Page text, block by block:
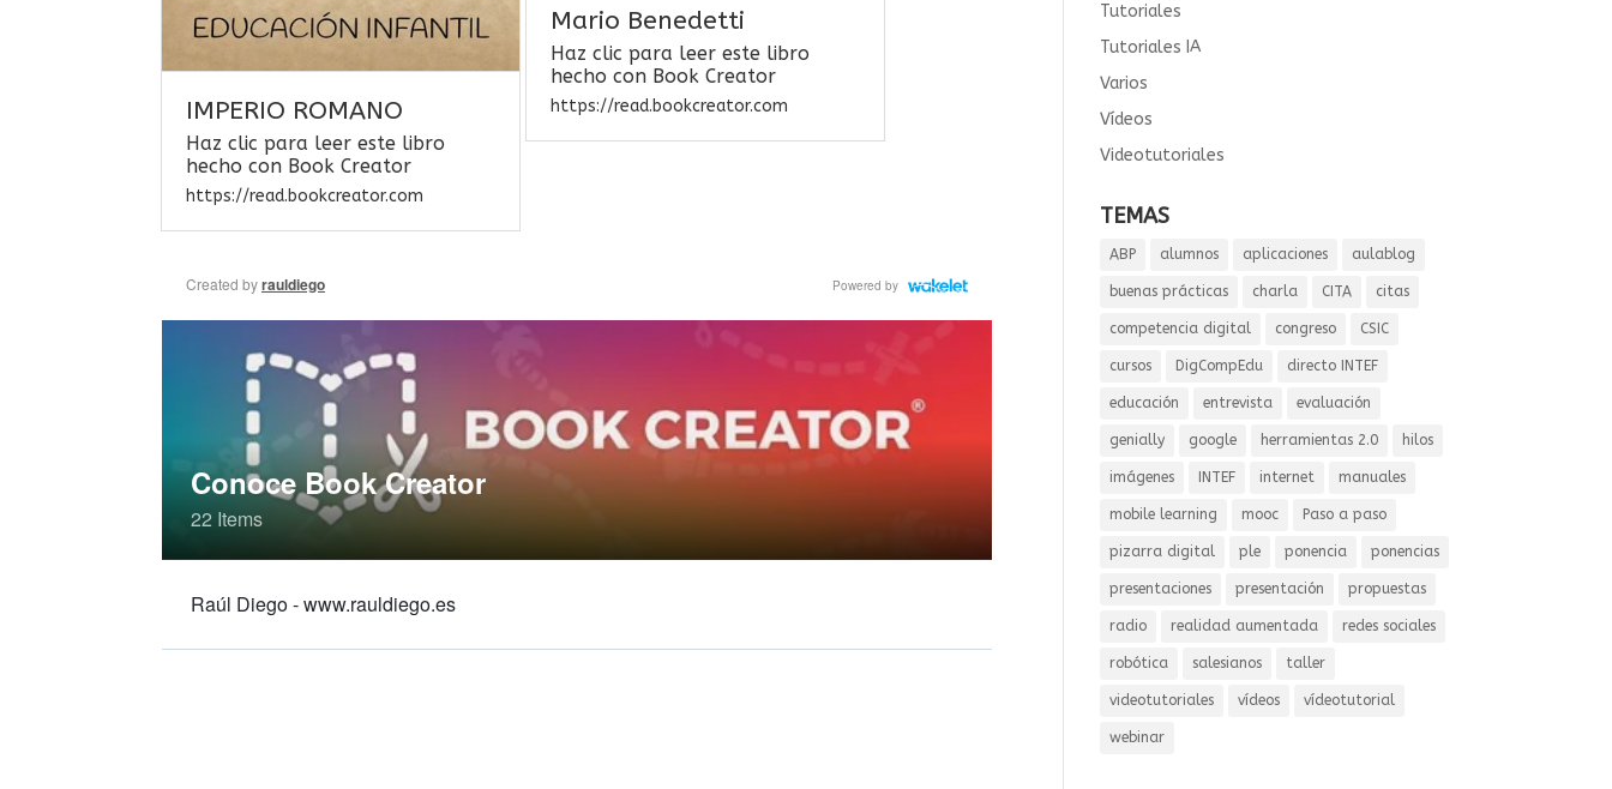
IMPERIO ROMANO
Haz clic para leer este libro
hecho con Book Creator
https://read.bookcreator.com
Mario Benedetti
Haz clic para leer este libro
hecho con Book Creator
https://read.bookcreator.com
Tutoriales
Tutoriales IA
Varios
Vídeos
Videotutoriales
TEMAS
ABP alumnos aplicaciones aulablog
buenas prácticas charla CITA citas
competencia digital congreso CSIC
cursos DigCompEdu directo INTEF
educación entrevista evaluación
genially google herramientas 2.0 hilos
imágenes INTEF internet manuales
mobile learning mooc Paso a paso
pizarra digital ple ponencia ponencias
presentaciones presentación propuestas
radio realidad aumentada redes sociales
robótica salesianos taller
videotutoriales vídeos vídeotutorial
webinar